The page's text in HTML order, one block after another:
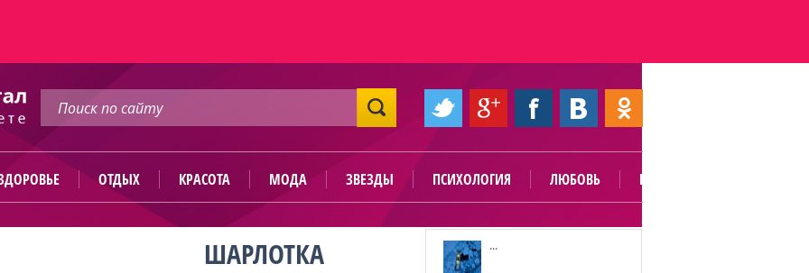
ОТДЫХ КРАСОТА МОДА ЗВЕЗДЫ ПСИХОЛОГИЯ ЛЮБОВЬ ПОЛЕЗНО
ШАРЛОТКА ...